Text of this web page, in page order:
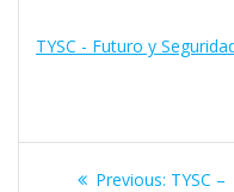
TYSC - Futuro y
Navegación
Previous: Previous
TYSC –